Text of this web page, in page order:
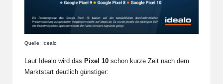
Quelle: Idealo
Laut Idealo wird das Pixel 10 schon kurze Zeit nach dem
Marktstart deutlich günstiger: